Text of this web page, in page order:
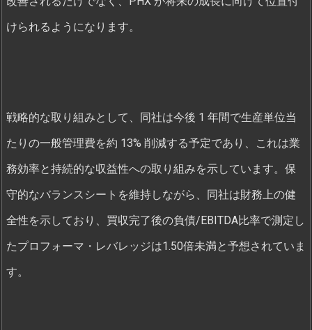
けられるようになります。
戦略的な取り組みとして、同社は今後 1 年間で生産単位当
たりの一般管理費を約 13% 削減する予定であり、これは業
務効率と持続的な収益性への取り組みを示しています。保
守的なバランスシートを維持しながら、同社は財務上の健
全性を示しており、買収完了後の負債/EBITDA比率で測定し
たプロフォーマ・レバレッジは1.50倍未満と予想されていま
す。